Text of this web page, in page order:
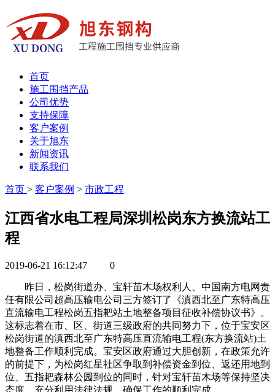
首页
施工围挡产品
公司优势
支持保障
客户案例
关于旭东
新闻资讯
联系我们
首页 > 客户案例 > 市政工程
江西省水电工程局深圳松岗东方换流站工
程
2019-06-21 16:12:47 0
昨日，松岗街道办、宝轩苗木场权利人、中国南方电网责
任有限公司超高压输电公司三方签订了《滇西北至广东特高压
直流输电工程松岗五指耙站土地整备项目征收补偿协议书》。
这标志着在市、区、街道三级政府的共同努力下，位于宝安区
松岗街道的滇西北至广东特高压直流输电工程(东方换流站)土
地整备工作顺利完成。宝安区政府通过大胆创新，在政策允许
的前提下，为松岗红星社区争取到补偿资金到位、返还用地到
位、五指耙森林公园到位的同时，针对宝轩苗木场等保持坚决
态度，充分利用法律法规，确保工作的顺利完成。